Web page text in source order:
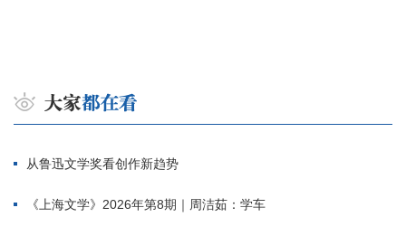
从鲁迅文学奖看创作新趋势
《上海文学》2026年第8期｜周洁茹：学车